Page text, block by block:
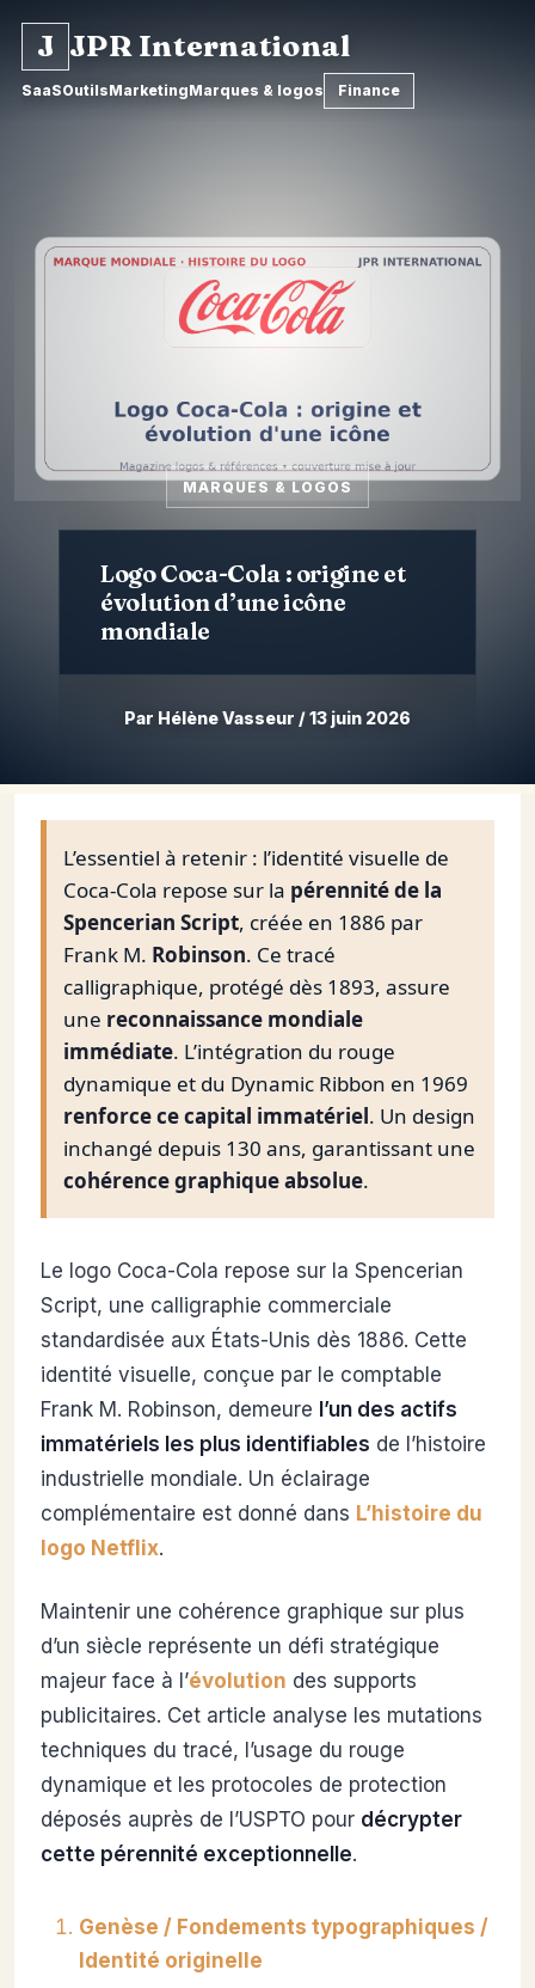
J JPR International
SaaSOutilsMarketingMarques & logos Finance
MARQUES & LOGOS
Logo Coca-Cola : origine et
évolution d’une icône
mondiale
Par Hélène Vasseur / 13 juin 2026
L’essentiel à retenir : l’identité visuelle de
Coca-Cola repose sur la pérennité de la
Spencerian Script, créée en 1886 par
Frank M. Robinson. Ce tracé
calligraphique, protégé dès 1893, assure
une reconnaissance mondiale
immédiate. L’intégration du rouge
dynamique et du Dynamic Ribbon en 1969
renforce ce capital immatériel. Un design
inchangé depuis 130 ans, garantissant une
cohérence graphique absolue.
Le logo Coca-Cola repose sur la Spencerian
Script, une calligraphie commerciale
standardisée aux États-Unis dès 1886. Cette
identité visuelle, conçue par le comptable
Frank M. Robinson, demeure l’un des actifs
immatériels les plus identifiables de l’histoire
industrielle mondiale. Un éclairage
complémentaire est donné dans L’histoire du
logo Netflix.
Maintenir une cohérence graphique sur plus
d’un siècle représente un défi stratégique
majeur face à l’évolution des supports
publicitaires. Cet article analyse les mutations
techniques du tracé, l’usage du rouge
dynamique et les protocoles de protection
déposés auprès de l’USPTO pour décrypter
cette pérennité exceptionnelle.
Genèse / Fondements typographiques /
Identité originelle